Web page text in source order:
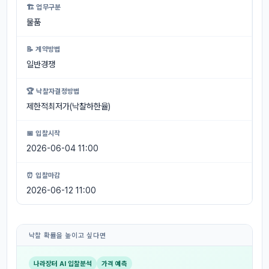
🏗 업무구분
물품
📝 계약방법
일반경쟁
🏆 낙찰자결정방법
제한적최저가(낙찰하한율)
📅 입찰시작
2026-06-04 11:00
⏰ 입찰마감
2026-06-12 11:00
낙찰 확률을 높이고 싶다면
나라장터 AI 입찰분석 가격 예측